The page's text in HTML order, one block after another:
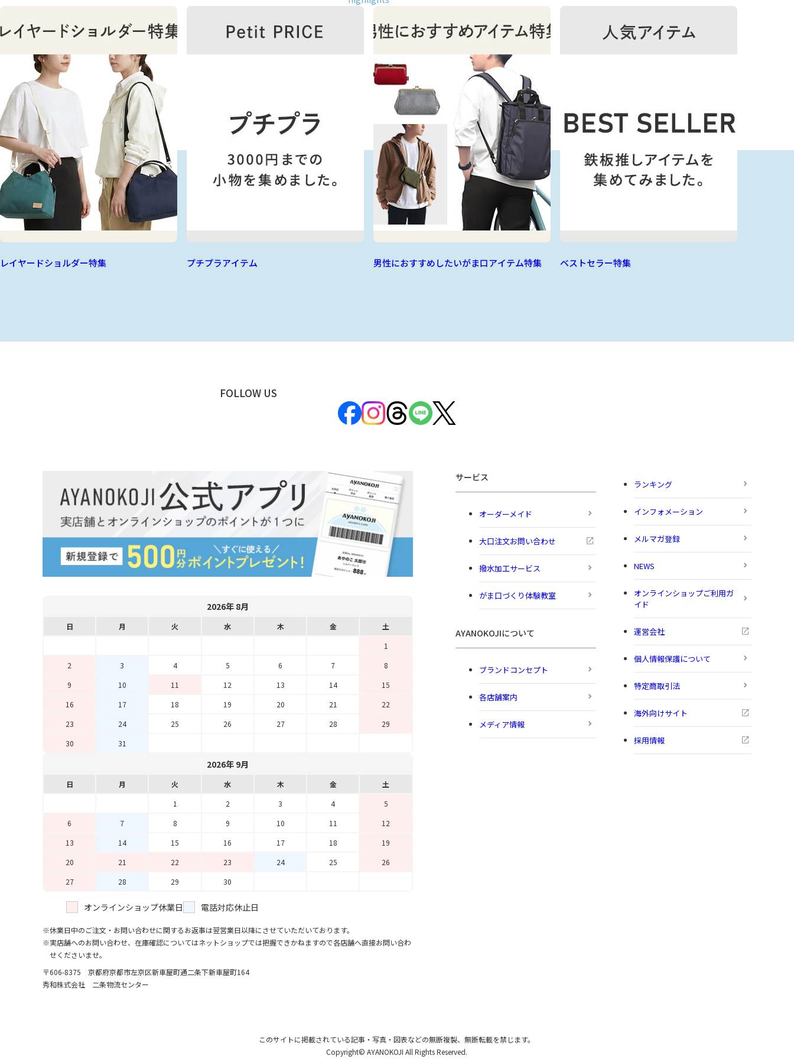
レイヤードショルダー特集 プチプラアイテム 男性におすすめしたいがま口アイテム特集 ベストセラー特集
FOLLOW US
2026年 8月
日 月 火 水 木 金
土
1
2
3 4 5 6 7
8
9
10 11 12 13 14
15
16
17 18 19 20 21
22
23
24 25 26 27 28
29
30
31
2026年 9月
日 月 火 水 木 金
土
1
2 3 4
5
6
7 8 9 10 11
12
13
14 15 16 17 18
19
20
21 22 23 24 25
26
27
28 29 30
オンラインショップ休業日 電話対応休止日
休業日中のご注文・お問い合わせに関するお返事は翌営業日以降にさせていただいております。
実店舗へのお問い合わせ、在庫確認についてはネットショップでは把握できかねますので各店舗へ直接お問い合わ
せくださいませ。
〒606-8375 京都府京都市左京区新車屋町通二条下新車屋町164
秀和株式会社 二条物流センター
サービス
オーダーメイド
大口注文お問い合わせ
撥水加工サービス
がま口づくり体験教室
AYANOKOJIについて
ブランドコンセプト
各店舗案内
メディア情報
ランキング
インフォメーション
メルマガ登録
NEWS
オンラインショップご利用ガ
イド
運営会社
個人情報保護について
特定商取引法
海外向けサイト
採用情報
このサイトに掲載されている記事・写真・図表などの無断複製、無断転載を禁じます。
Copyright© AYANOKOJI All Rights Reserved.